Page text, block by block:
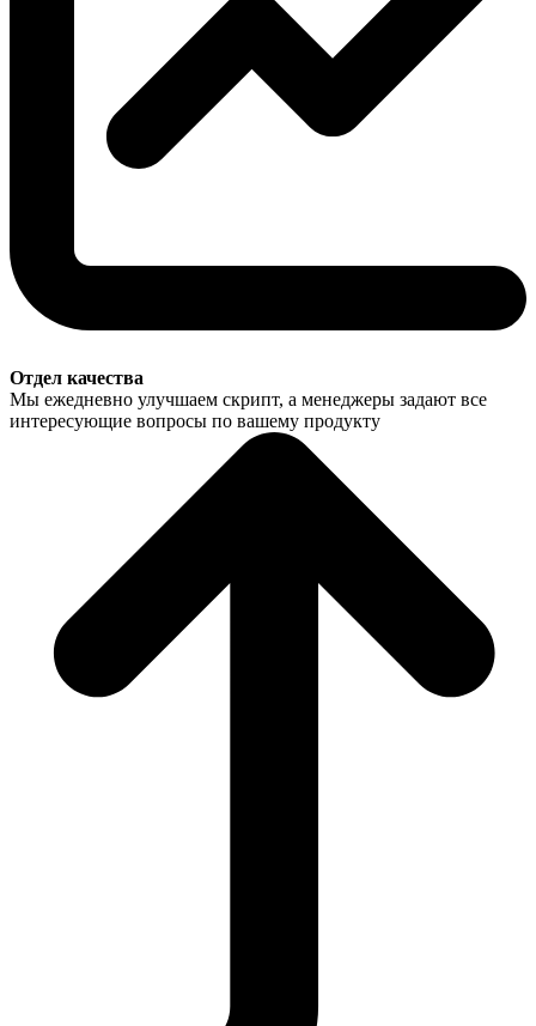
Отдел качества
Мы ежедневно улучшаем скрипт, а менеджеры задают все
интересующие вопросы по вашему продукту